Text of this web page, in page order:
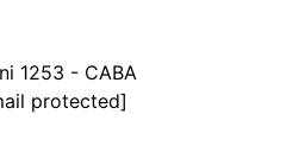
1253 - CABA
protected]